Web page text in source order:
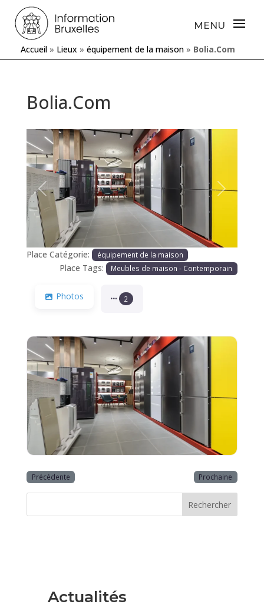
Accueil » Lieux » équipement de la maison » Bolia.Com
Bolia.Com
Précédente Prochaine
Place Catégorie: équipement de la maison
Place Tags: Meubles de maison - Contemporain
Photos 2
Précédente Prochaine
Rechercher
Actualités